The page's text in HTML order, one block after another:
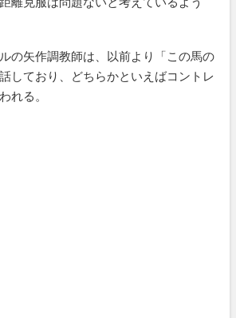
の矢作調教師は、以前より「この馬の
しており、どちらかといえばコントレ
れる。